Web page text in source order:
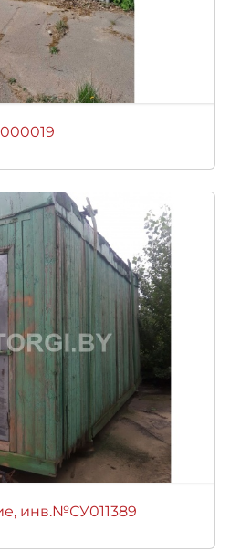
инв.№СУ011389